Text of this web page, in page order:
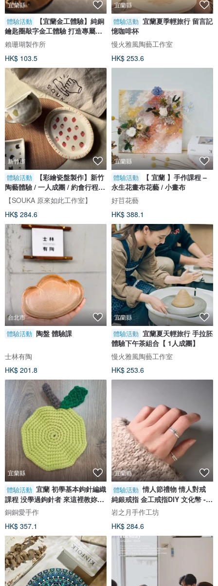
宜蘭縣
體驗活動
【宜蘭金工體驗】純銅
鑰匙圈敲字金工體驗 打造專屬體
驗 雙人優惠
賴珊瑚製作所
HK$ 103.5
宜蘭縣
體驗活動 宜蘭夏季輕旅行 留言記
憶咖啡杯
慢火雅風陶藝工作室
HK$ 253.6
新竹市
體驗活動
【彩繪瓷盤製作】新竹
陶藝體驗 / 一人成團 / 約會行程 /
文化幣
【SOUKA 原來如此工作室】
HK$ 284.6
宜蘭縣
體驗活動
【 宜蘭 】手作課程 –
永生花畫布花藝 / 小畫布
好䒤花藝
HK$ 388.1
台北市
體驗活動 陶盤 體驗課
士林有陶
HK$ 201.8
宜蘭縣
體驗活動 宜蘭夏天輕旅行 手拉胚
體驗下午茶組合【 1人成團】
慢火雅風陶藝工作室
HK$ 253.6
宜蘭縣
體驗活動 宜蘭 初學基本鉤針編織
課程 没學過鉤針者 來這裡教妳基
礎入門課
銅銅愛手作
HK$ 357.1
宜蘭縣
體驗活動 情人節禮物 情人對戒
純銀戒指 金工戒指DIY 文化幣 -
悄悄話
岩之月手作工坊
HK$ 284.6